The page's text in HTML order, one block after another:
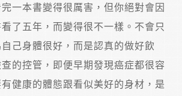
一本書變得很厲害，但你絕對會因
了五年，而變得很不一樣。不會只
己身體很好，而是認真的做好飲
的控管，即便早期發現癌症都很容
健康的體態跟看似美好的身材，是